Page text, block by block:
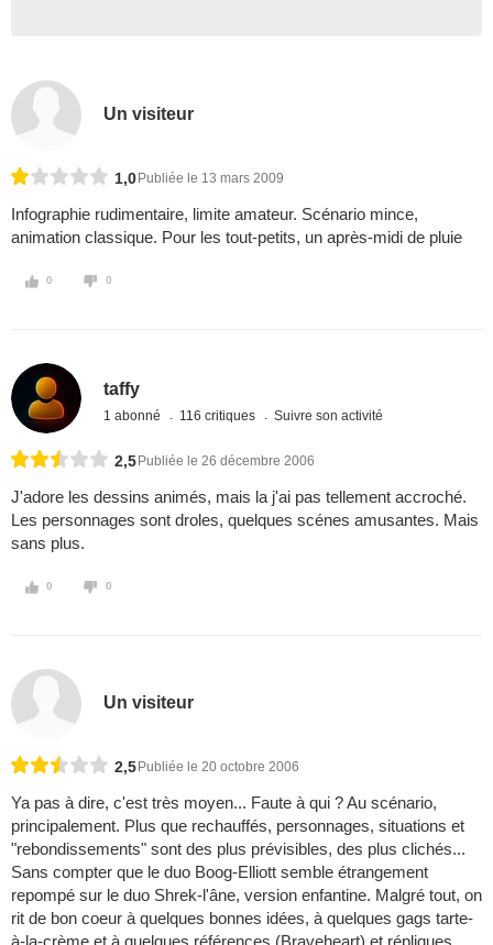
Un visiteur
1,0 Publiée le 13 mars 2009
Infographie rudimentaire, limite amateur. Scénario mince,
animation classique. Pour les tout-petits, un après-midi de pluie
0 0
taffy
1 abonné 116 critiques Suivre son activité
2,5 Publiée le 26 décembre 2006
J'adore les dessins animés, mais la j'ai pas tellement accroché.
Les personnages sont droles, quelques scénes amusantes. Mais
sans plus.
0 0
Un visiteur
2,5 Publiée le 20 octobre 2006
Ya pas à dire, c'est très moyen... Faute à qui ? Au scénario,
principalement. Plus que rechauffés, personnages, situations et
"rebondissements" sont des plus prévisibles, des plus clichés...
Sans compter que le duo Boog-Elliott semble étrangement
repompé sur le duo Shrek-l'âne, version enfantine. Malgré tout, on
rit de bon coeur à quelques bonnes idées, à quelques gags tarte-